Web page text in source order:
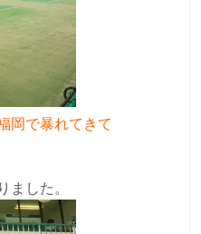
岡で暴れてきて
ました。